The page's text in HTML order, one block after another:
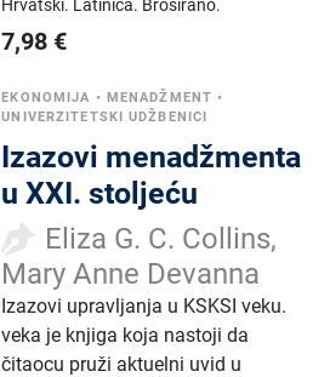
Hrvatski. Latinica. Broširano.
7,98 €
EKONOMIJA • MENADŽMENT •
UNIVERZITETSKI UDŽBENICI
Izazovi menadžmenta
u XXI. stoljeću
Eliza G. C. Collins,
Mary Anne Devanna
Izazovi upravljanja u KSKSI veku.
veka je knjiga koja nastoji da
čitaocu pruži aktuelni uvid u